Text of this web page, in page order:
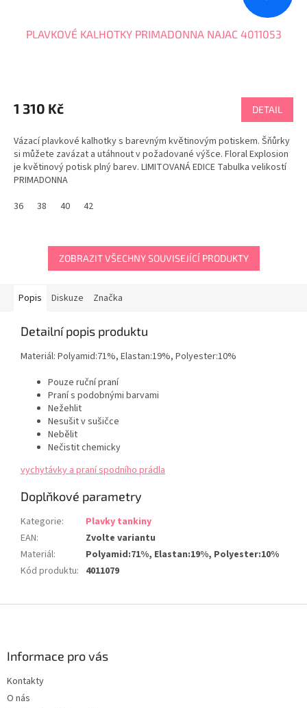
PLAVKOVÉ KALHOTKY PRIMADONNA NAJAC 4011053
1 310 Kč DETAIL
Vázací plavkové kalhotky s barevným květinovým potiskem. Šňůrky
si můžete zavázat a utáhnout v požadované výšce. Floral Explosion
je květinový potisk plný barev. LIMITOVANÁ EDICE Tabulka velikostí
PRIMADONNA
36
38 40 42
ZOBRAZIT VŠECHNY SOUVISEJÍCÍ PRODUKTY
Popis Diskuze Značka
Detailní popis produktu
Materiál: Polyamid:71%, Elastan:19%, Polyester:10%
Pouze ruční praní
Praní s podobnými barvami
Nežehlit
Nesušit v sušičce
Nebělit
Nečistit chemicky
vychytávky a praní spodního prádla
Doplňkové parametry
Kategorie:
Plavky tankiny
EAN:
Zvolte variantu
Materiál:
Polyamid:71%, Elastan:19%, Polyester:10%
Kód produktu: 4011079
Informace pro vás
Kontakty
O nás